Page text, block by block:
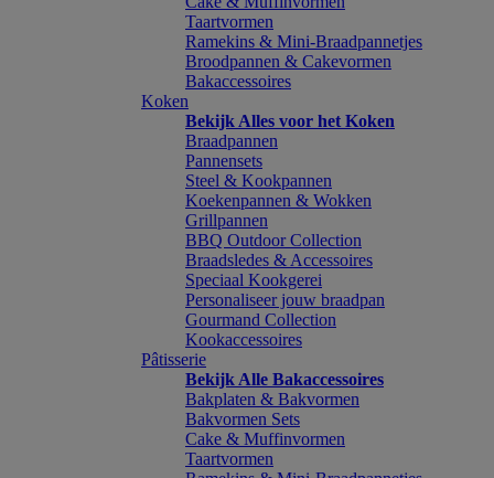
Taartvormen
Ramekins & Mini-Braadpannetjes
Broodpannen & Cakevormen
Bakaccessoires
Koken
Bekijk Alles voor het Koken
Braadpannen
Pannensets
Steel & Kookpannen
Koekenpannen & Wokken
Grillpannen
BBQ Outdoor Collection
Braadsledes & Accessoires
Speciaal Kookgerei
Personaliseer jouw braadpan
Gourmand Collection
Kookaccessoires
Pâtisserie
Bekijk Alle Bakaccessoires
Bakplaten & Bakvormen
Bakvormen Sets
Cake & Muffinvormen
Taartvormen